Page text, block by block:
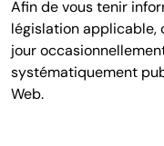
Afin de vous tenir
législation applicable,
jour
systématiquement
Web.